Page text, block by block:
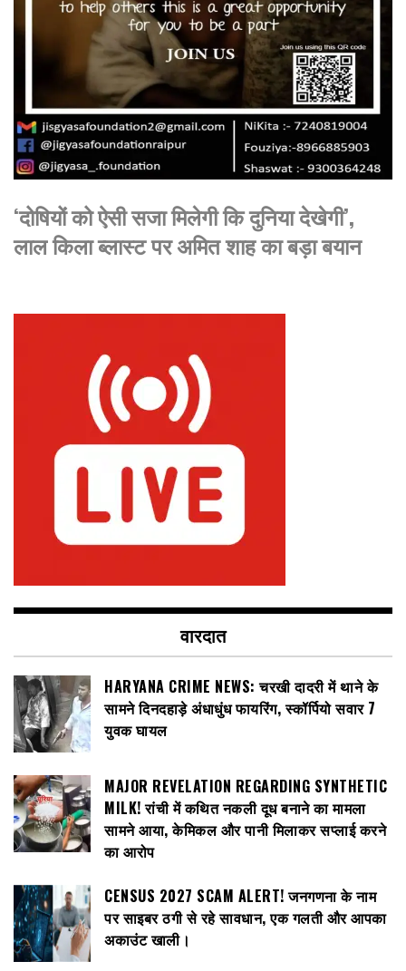
‘दोषियों को ऐसी सजा मिलेगी कि दुनिया देखेगी’,
लाल किला ब्लास्ट पर अमित शाह का बड़ा बयान
वारदात
HARYANA CRIME NEWS: चरखी दादरी में थाने के
सामने दिनदहाड़े अंधाधुंध फायरिंग, स्कॉर्पियो सवार 7
युवक घायल
MAJOR REVELATION REGARDING SYNTHETIC
MILK! रांची में कथित नकली दूध बनाने का मामला
सामने आया, केमिकल और पानी मिलाकर सप्लाई करने
का आरोप
CENSUS 2027 SCAM ALERT! जनगणना के नाम
पर साइबर ठगी से रहे सावधान, एक गलती और आपका
अकाउंट खाली।